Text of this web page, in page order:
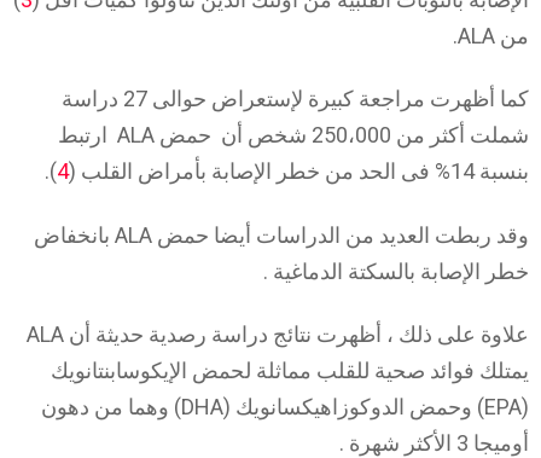
من ALA.
كما أظهرت مراجعة كبيرة لإستعراض حوالى 27 دراسة
شملت أكثر من 250،000 شخص أن حمض ALA ارتبط
بنسبة 14% فى الحد من خطر الإصابة بأمراض القلب (
4
).
وقد ربطت العديد من الدراسات أيضا حمض ALA بانخفاض
خطر الإصابة بالسكتة الدماغية .
علاوة على ذلك ، أظهرت نتائج دراسة رصدية حديثة أن ALA
يمتلك فوائد صحية للقلب مماثلة لحمض الإيكوسابنتانويك
(EPA) وحمض الدوكوزاهيكسانويك (DHA) وهما من دهون
أوميجا 3 الأكثر شهرة .